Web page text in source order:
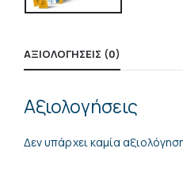
ΑΞΙΟΛΟΓΉΣΕΙΣ (0)
Αξιολογήσεις
Δεν υπάρχει καμία